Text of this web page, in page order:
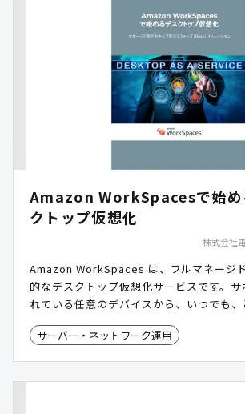
Amazon WorkSpacesで始め
クトップ仮想化
株式会社
Amazon WorkSpaces は、フルマネージ
的なデスクトップ仮想化サービスです。サ
れている任意のデバイスから、いつでも、
も、必要なデータ、アプリケーション、お
ースにアクセスできます。
サーバー・ネットワーク運用